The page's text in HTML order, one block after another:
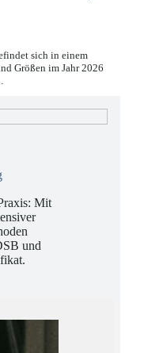
durch NIS2,
sich in einem
Größen im Jahr 2026
Mit
und